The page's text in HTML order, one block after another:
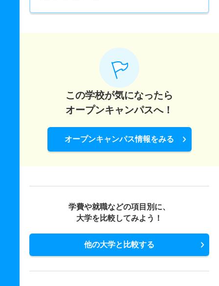
この学校が気になったら
オープンキャンパスへ！
オープンキャンパス情報をみる
学費や就職などの項目別に、
大学を比較してみよう！
他の大学と比較する